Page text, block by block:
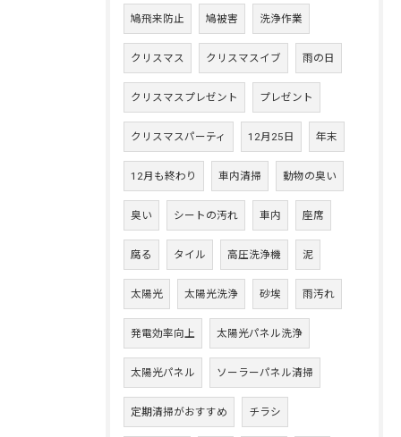
鳩飛来防止 鳩被害 洗浄作業
クリスマス クリスマスイブ 雨の日
クリスマスプレゼント プレゼント
クリスマスパーティ 12月25日 年末
12月も終わり 車内清掃 動物の臭い
臭い シートの汚れ 車内 座席
腐る タイル 高圧洗浄機 泥
太陽光 太陽光洗浄 砂埃 雨汚れ
発電効率向上 太陽光パネル洗浄
太陽光パネル ソーラーパネル清掃
定期清掃がおすすめ チラシ